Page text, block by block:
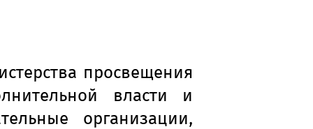
просвещения
власти и
организации,